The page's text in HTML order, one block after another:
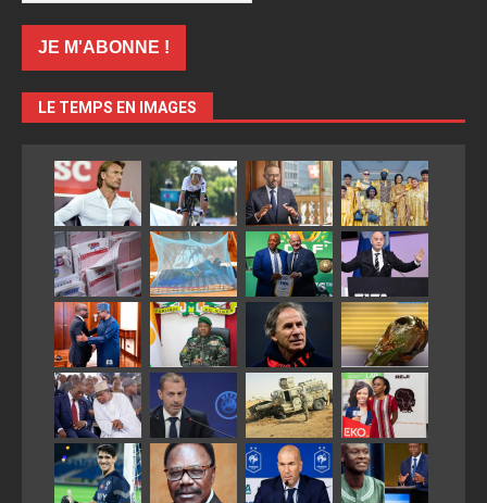
LE TEMPS EN IMAGES